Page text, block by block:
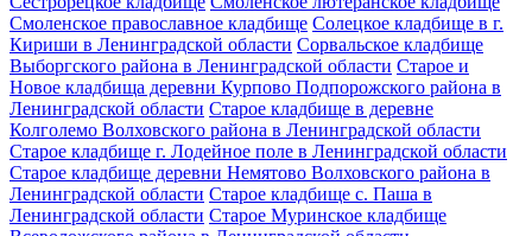
Смоленское православное кладбище Солецкое кладбище в г.
Кириши в Ленинградской области Сорвальское кладбище
Выборгского района в Ленинградской области Старое и
Новое кладбища деревни Курпово Подпорожского района в
Ленинградской области Старое кладбище в деревне
Колголемо Волховского района в Ленинградской области
Старое кладбище г. Лодейное поле в Ленинградской области
Старое кладбище деревни Немятово Волховского района в
Ленинградской области Старое кладбище с. Паша в
Ленинградской области Старое Муринское кладбище